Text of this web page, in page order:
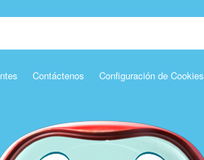
Contáctenos Configuración de Cookies